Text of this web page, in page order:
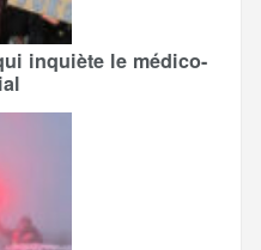
inquiète le médico-